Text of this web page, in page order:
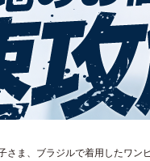
さま、ブラジルで着用したワ